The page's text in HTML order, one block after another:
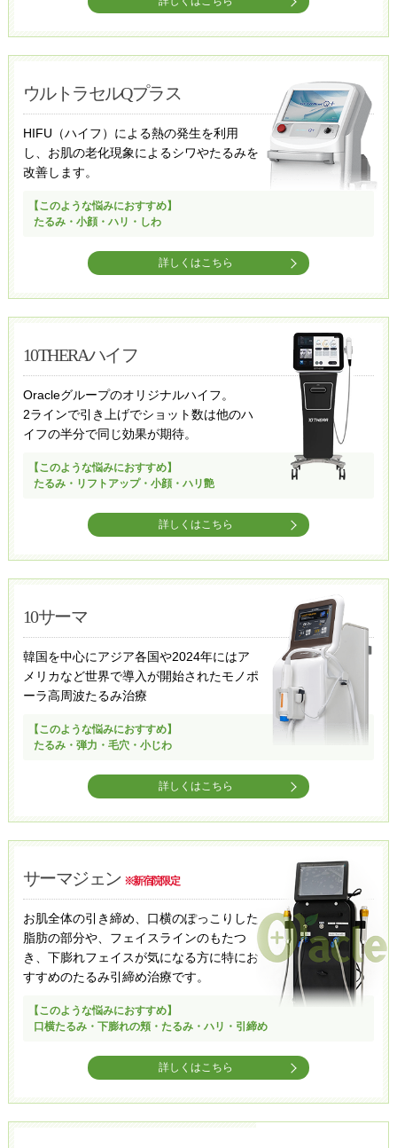
ウルトラセルQプラス
HIFU（ハイフ）による熱の発生を利用
し、お肌の老化現象によるシワやたるみを
改善します。
【このような悩みにおすすめ】
たるみ・小顔・ハリ・しわ
詳しくはこちら
10THERAハイフ
Oracleグループのオリジナルハイフ。
2ラインで引き上げでショット数は他のハ
イフの半分で同じ効果が期待。
【このような悩みにおすすめ】
たるみ・リフトアップ・小顔・ハリ艶
詳しくはこちら
10サーマ
韓国を中心にアジア各国や2024年にはア
メリカなど世界で導入が開始されたモノポ
ーラ高周波たるみ治療
【このような悩みにおすすめ】
たるみ・弾力・毛穴・小じわ
詳しくはこちら
サーマジェン ※新宿院限定
お肌全体の引き締め、口横のぽっこりした
脂肪の部分や、フェイスラインのもたつ
き、下膨れフェイスが気になる方に特にお
すすめのたるみ引締め治療です。
【このような悩みにおすすめ】
口横たるみ・下膨れの頬・たるみ・ハリ・引締め
詳しくはこちら